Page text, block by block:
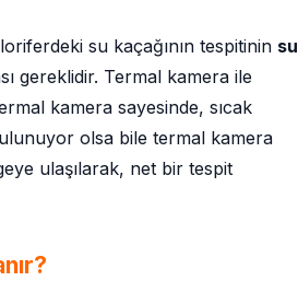
su kaçağının tespitinin su
gereklidir. Termal kamera ile
kamera sayesinde, sıcak
olsa bile termal kamera
ulaşılarak, net bir tespit